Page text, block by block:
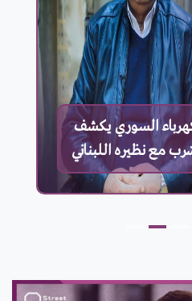
السوري يكشف
مع نظيره اللبناني